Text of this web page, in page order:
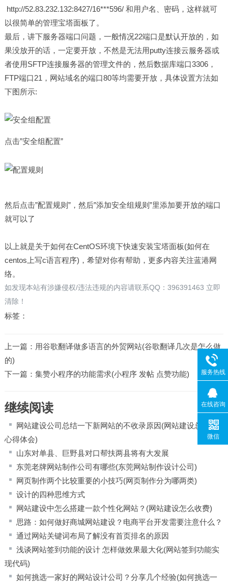
http://52.83.232.132:8427/16***596/ 和用户名、密码，这样就可
以很简单的管理宝塔面板了。
最后，讲下服务器端口问题，一般情况22端口是默认开放的，如
果没放开的话，一定要开放，不然是无法用putty连接云服务器或
者使用SFTP连接服务器的管理文件的，然后数据库端口3306，
FTP端口21，网站域名的端口80等均需要开放，具体设置方法如
下图所示:
点击”安全组配置”
然后点击”配置规则”，然后”添加安全组规则”里添加要开放的端口
就可以了
以上就是关于如何在CentOS环境下快速安装宝塔面板(如何在
centos上写c语言程序)，希望对你有帮助，更多内容关注蓝港网
络。
如发现本站有涉嫌侵权/违法违规的内容请联系QQ：396391463 立即
清除！
标签：
上一篇： 用谷歌翻译做多语言的外贸网站(谷歌翻译几次是怎么做
的)
下一篇： 集赞小程序的功能需求(小程序 发帖 点赞功能)
继续阅读
网站建设公司总结一下新网站的不收录原因(网站建设总结与
心得体会)
山东对单县、巨野县对口帮扶两县将有大发展
东莞老牌网站制作公司有哪些(东莞网站制作设计公司)
网页制作两个比较重要的小技巧(网页制作分为哪两类)
设计的四种思维方式
网站建设中怎么搭建一款个性化网站？(网站建设怎么收费)
思路：如何做好商城网站建设？电商平台开发需要注意什么？
通过网站关键词布局了解没有首页排名的原因
浅谈网站签到功能的设计 怎样做效果最大化(网站签到功能实
现代码)
如何挑选一家好的网站设计公司？分享几个经验(如何挑选一
服务热线
在线咨询
微信